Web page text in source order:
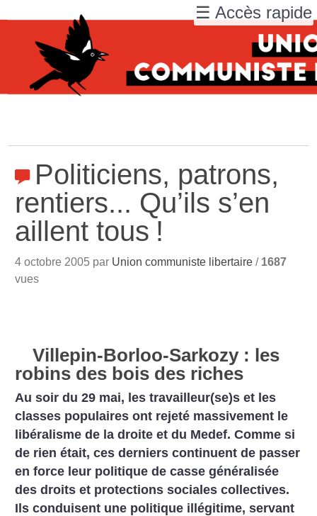
Politiciens, patrons,
rentiers... Qu’ils s’en
aillent tous !
4 octobre 2005 par Union communiste libertaire / 1687
vues
Villepin-Borloo-Sarkozy : les
robins des bois des riches
Au soir du 29 mai, les travailleur(se)s et les
classes populaires ont rejeté massivement le
libéralisme de la droite et du Medef. Comme si
de rien était, ces derniers continuent de passer
en force leur politique de casse généralisée
des droits et protections sociales collectives.
Ils conduisent une politique illégitime, servant
☰ Accès rapide